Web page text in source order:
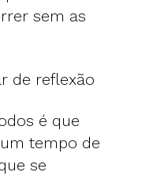
sem as
de reflexão
é que
tempo de
se